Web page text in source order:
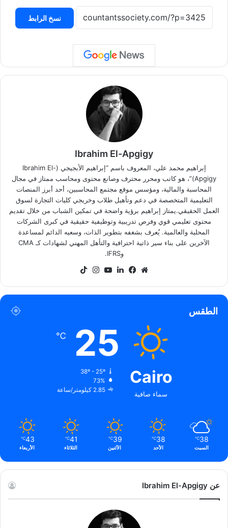
نسخ الرابط
Ibrahim El-Apgigy
إبراهيم محمد علي، المعروف باسم “إبراهيم الأبجيجي (Ibrahim El-
Apgigy)”، هو كاتب ومحرر محترف وصانع محتوى ومحاسب ممتاز في مجال
المحاسبة والمالية، ومؤسس موقع مجتمع المحاسبين، أحد أبرز المنصات
التعليمية المتخصصة في دعم وتأهيل طلاب وخريجي كليات التجارة لسوق
العمل الحقيقي.يمتاز إبراهيم برؤية واضحة في تمكين الشباب من خلال تقديم
محتوى تعليمي قوي وفرص تدريبية وتوظيفية حقيقية في كبرى الشركات
المحلية والعالمية. يُعرف بشغفه بتطوير الذات، وسعيه الدائم لمساعدة
الآخرين على بناء سير ذاتية احترافية والتأهل المهني لشهادات كـ CMA
وIFRS.
موقعفيسبوكلينكدإن‫YouTube
انستقرام
الطقس
Cairo
سماء صافية
25
℃
38º - 25º
73%
2.85 كيلومتر/ساعة
38
℃
السبت
38
℃
الأحد
39
℃
الأثنين
41
℃
الثلاثاء
43
℃
الأربعاء
عن Ibrahim El-Apgigy